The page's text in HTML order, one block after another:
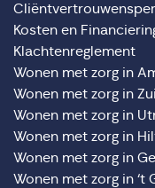
Kosten en
Klachtenreglement
Wonen met zorg in
Wonen met zorg in
Wonen met zorg in
Wonen met zorg in
Wonen met zorg in
Wonen met zorg in ‘t